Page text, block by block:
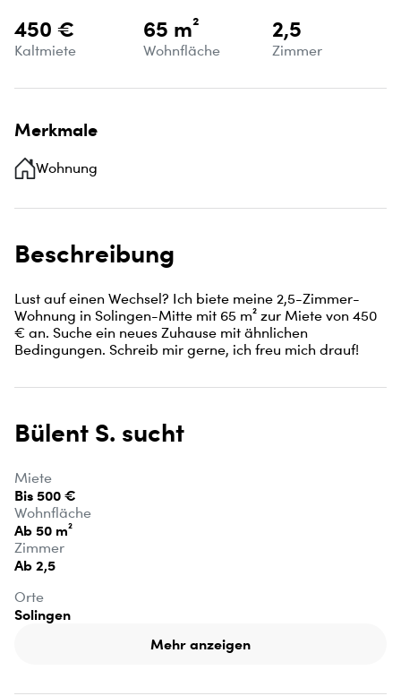
450 €
Kaltmiete
65 m²
Wohnfläche
2,5
Zimmer
Merkmale
Wohnung
Beschreibung
Lust auf einen Wechsel? Ich biete meine 2,5-Zimmer-
Wohnung in Solingen-Mitte mit 65 m² zur Miete von 450
€ an. Suche ein neues Zuhause mit ähnlichen
Bedingungen. Schreib mir gerne, ich freu mich drauf!
Bülent S. sucht
Miete
Bis 500 €
Wohnfläche
Ab 50 m²
Zimmer
Ab 2,5
Orte
Solingen
Mehr anzeigen